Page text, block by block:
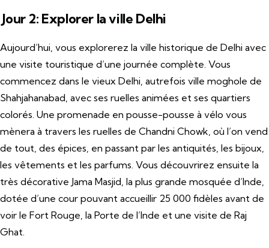
Jour 2: Explorer la ville Delhi
Aujourd’hui, vous explorerez la ville historique de Delhi avec
une visite touristique d’une journée complète. Vous
commencez dans le vieux Delhi, autrefois ville moghole de
Shahjahanabad, avec ses ruelles animées et ses quartiers
colorés. Une promenade en pousse-pousse à vélo vous
mènera à travers les ruelles de Chandni Chowk, où l’on vend
de tout, des épices, en passant par les antiquités, les bijoux,
les vêtements et les parfums. Vous découvrirez ensuite la
très décorative Jama Masjid, la plus grande mosquée d’Inde,
dotée d’une cour pouvant accueillir 25 000 fidèles avant de
voir le Fort Rouge, la Porte de l’Inde et une visite de Raj
Ghat.